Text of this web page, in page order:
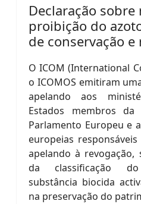
Declaração sobre
proibição do
de conservação e
O ICOM (International
o ICOMOS emitiram
apelando aos
Estados membros
Parlamento Europeu e
europeias
apelando à revogação,
da classificação
substância biocida
na preservação do